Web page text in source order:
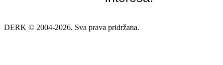
DERK © 2004-2026. Sva prava pridržana.